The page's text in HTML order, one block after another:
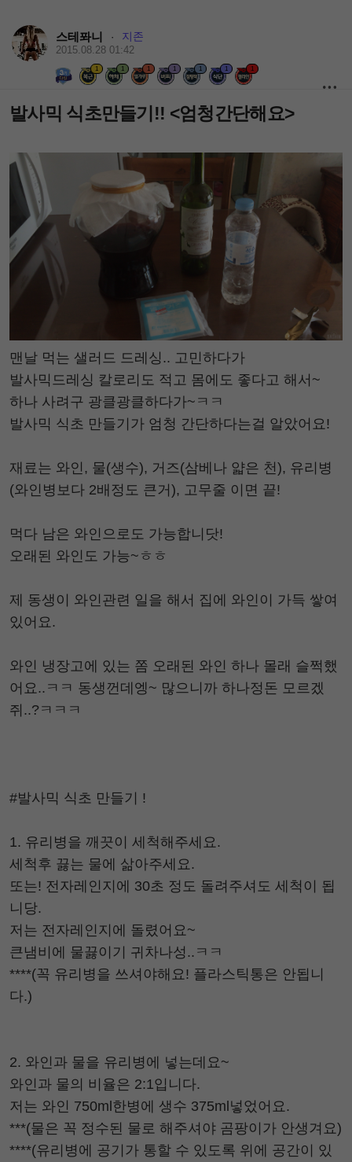
스테퐈니 · 지존
2015.08.28 01:42
1 1 1 1 1 1 1
발사믹 식초만들기!! <엄청간단해요>
맨날 먹는 샐러드 드레싱.. 고민하다가
발사믹드레싱 칼로리도 적고 몸에도 좋다고 해서~
하나 사려구 광클광클하다가~ㅋㅋ
발사믹 식초 만들기가 엄청 간단하다는걸 알았어요!
재료는 와인, 물(생수), 거즈(삼베나 얇은 천), 유리병
(와인병보다 2배정도 큰거), 고무줄 이면 끝!
먹다 남은 와인으로도 가능합니닷!
오래된 와인도 가능~ㅎㅎ
제 동생이 와인관련 일을 해서 집에 와인이 가득 쌓여
있어요.
와인 냉장고에 있는 쫌 오래된 와인 하나 몰래 슬쩍했
어요..ㅋㅋ 동생껀데엥~ 많으니까 하나정돈 모르겠
쥐..?ㅋㅋㅋ
#발사믹 식초 만들기 !
1. 유리병을 깨끗이 세척해주세요.
세척후 끓는 물에 삶아주세요.
또는! 전자레인지에 30초 정도 돌려주셔도 세척이 됩
니당.
저는 전자레인지에 돌렸어요~
큰냄비에 물끓이기 귀차나성..ㅋㅋ
****(꼭 유리병을 쓰셔야해요! 플라스틱통은 안됩니
다.)
2. 와인과 물을 유리병에 넣는데요~
와인과 물의 비율은 2:1입니다.
저는 와인 750ml한병에 생수 375ml넣었어요.
***(물은 꼭 정수된 물로 해주셔야 곰팡이가 안생겨요)
****(유리병에 공기가 통할 수 있도록 위에 공간이 있